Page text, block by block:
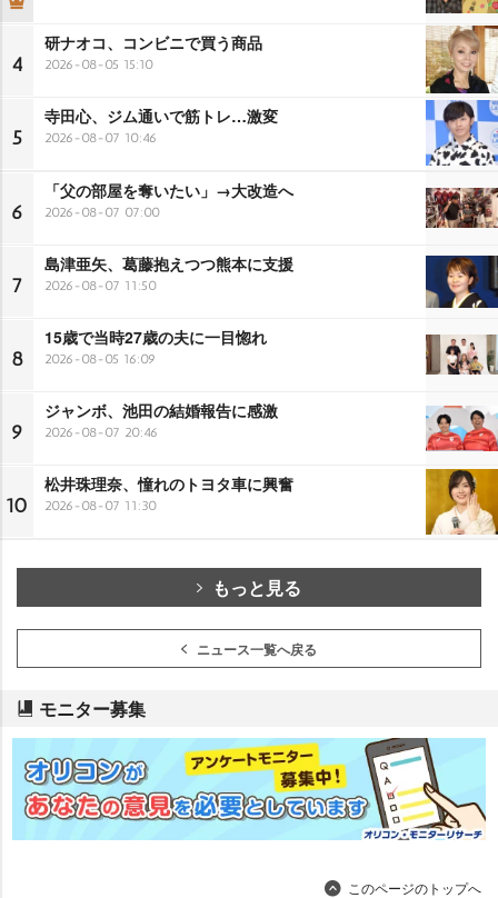
4
研ナオコ、コンビニで買う商品
2026-08-05 15:10
5
寺田心、ジム通いで筋トレ…激変
2026-08-07 10:46
6
「父の部屋を奪いたい」→大改造へ
2026-08-07 07:00
7
島津亜矢、葛藤抱えつつ熊本に支援
2026-08-07 11:50
8
15歳で当時27歳の夫に一目惚れ
2026-08-05 16:09
9
ジャンボ、池田の結婚報告に感激
2026-08-07 20:46
10
松井珠理奈、憧れのトヨタ車に興奮
2026-08-07 11:30
もっと見る
ニュース一覧へ戻る
モニター募集
このページのトップへ